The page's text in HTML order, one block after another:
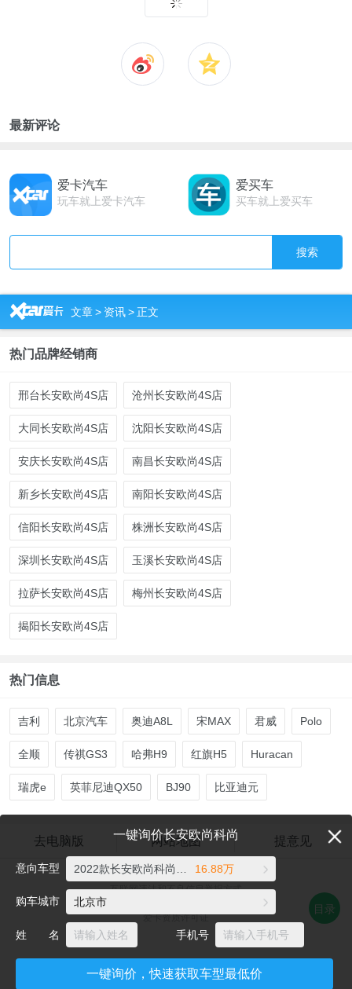
最新评论
爱卡汽车
玩车就上爱卡汽车
爱买车
买车就上爱买车
搜索
R 文章> 资讯>正文
热门品牌经销商
邢台长安欧尚4S店 沧州长安欧尚4S店
大同长安欧尚4S店 沈阳长安欧尚4S店
安庆长安欧尚4S店 南昌长安欧尚4S店
新乡长安欧尚4S店 南阳长安欧尚4S店
信阳长安欧尚4S店 株洲长安欧尚4S店
深圳长安欧尚4S店 玉溪长安欧尚4S店
拉萨长安欧尚4S店 梅州长安欧尚4S店
揭阳长安欧尚4S店
热门信息
吉利 北京汽车 奥迪A8L 宋MAX 君威 Polo
全顺 传祺GS3 哈弗H9 红旗H5 Huracan
瑞虎e 英菲尼迪QX50 BJ90 比亚迪元
去电脑版 网站地图 提意见
爱卡汽车©2026 xcar.com.cn
互联网违法和不良信息举报方式
电话：021-56776072 邮箱：auto@xcar.com
爱卡资质许可证
目录
一键询价长安欧尚科尚
意向车型 16.88万
购车城市 北京市
姓 名 手机号
一键询价，快速获取车型最低价